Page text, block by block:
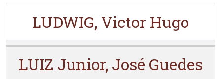
LUDWIG, Victor Hugo
LUIZ Junior, José Guedes